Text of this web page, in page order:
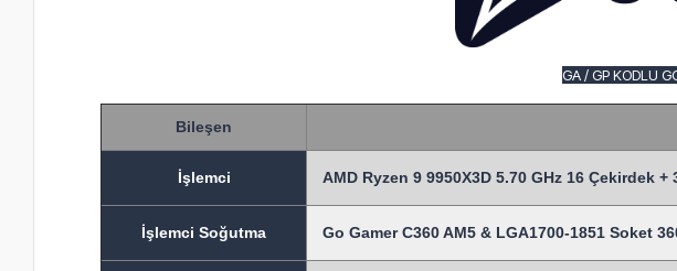
GA / GP KODLU
Bileşen
İşlemci AMD Ryzen 9 9950X3D 5.70 GHz 16 Çekirdek
İşlemci Soğutma Go Gamer C360 AM5 & LGA1700-1851 Soket